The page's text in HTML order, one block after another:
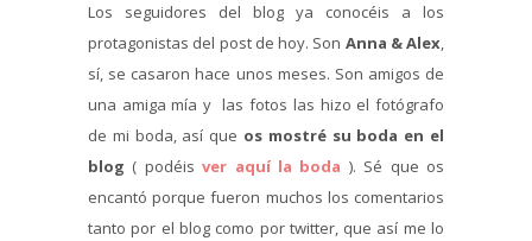
Los seguidores del blog ya conocéis a los
protagonistas del post de hoy. Son Anna & Alex,
sí, se casaron hace unos meses. Son amigos de
una amiga mía y las fotos las hizo el fotógrafo
de mi boda, así que os mostré su boda en el
blog ( podéisver aquí la boda ). Sé que os
encantó porque fueron muchos los comentarios
tanto por el blog como por twitter, que así me lo